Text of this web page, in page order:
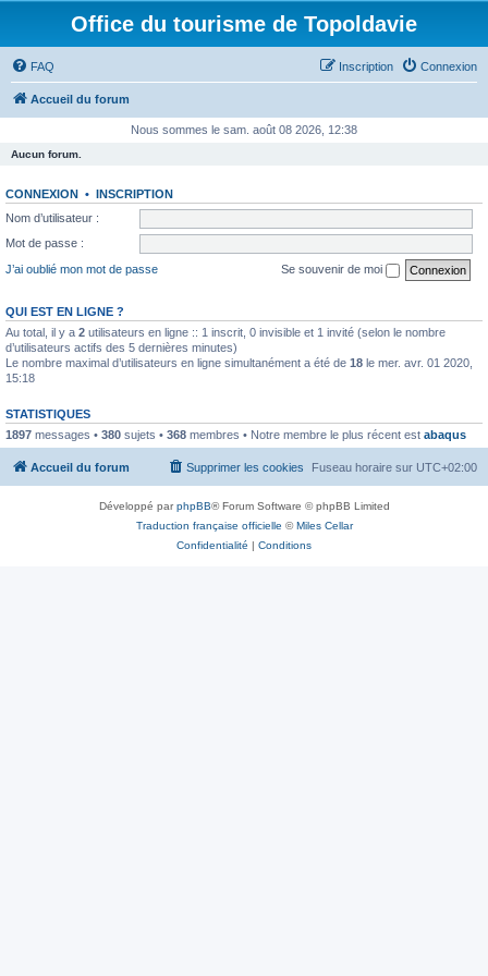
Office du tourisme de Topoldavie
FAQ Connexion
Inscription
Accueil du forum
Nous sommes le sam. août 08 2026, 12:38
Aucun forum.
CONNEXION • INSCRIPTION
Nom d’utilisateur :
Mot de passe :
J’ai oublié mon mot de passe
Se souvenir de moi
QUI EST EN LIGNE ?
Au total, il y a 2 utilisateurs en ligne :: 1 inscrit, 0 invisible et 1 invité (selon le nombre
d’utilisateurs actifs des 5 dernières minutes)
Le nombre maximal d’utilisateurs en ligne simultanément a été de 18 le mer. avr. 01 2020,
15:18
STATISTIQUES
1897 messages • 380 sujets • 368 membres • Notre membre le plus récent est abaqus
Accueil du forum Fuseau horaire sur UTC+02:00
Supprimer les cookies
Développé parphpBB® Forum Software © phpBB Limited
Traduction française officielle ©Miles Cellar
Confidentialité | Conditions